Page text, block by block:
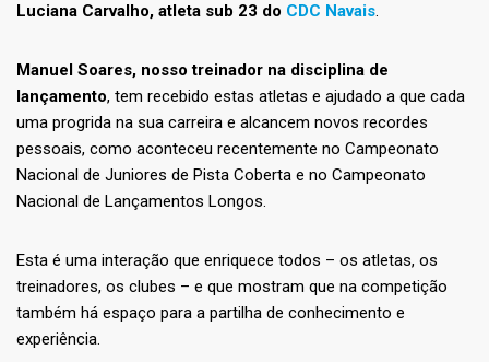
Luciana Carvalho, atleta sub 23 do CDC Navais.
Manuel Soares, nosso treinador na disciplina de
lançamento, tem recebido estas atletas e ajudado a que cada
uma progrida na sua carreira e alcancem novos recordes
pessoais, como aconteceu recentemente no Campeonato
Nacional de Juniores de Pista Coberta e no Campeonato
Nacional de Lançamentos Longos.
Esta é uma interação que enriquece todos – os atletas, os
treinadores, os clubes – e que mostram que na competição
também há espaço para a partilha de conhecimento e
experiência.